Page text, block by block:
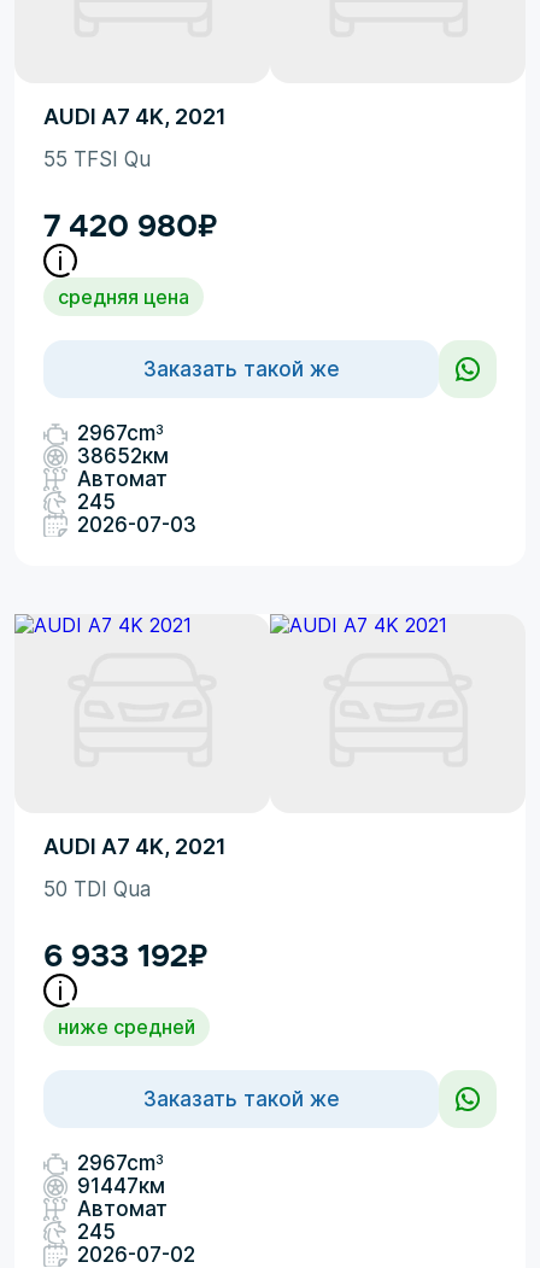
AUDI A7 4K, 2021
55 TFSI Qu
7 420 980₽
средняя цена
Заказать такой же
2967cm3
38652км
Автомат
245
2026-07-03
AUDI A7 4K, 2021
50 TDI Qua
6 933 192₽
ниже средней
Заказать такой же
2967cm3
91447км
Автомат
245
2026-07-02